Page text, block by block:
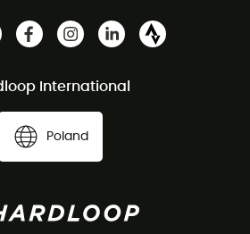
International
Poland